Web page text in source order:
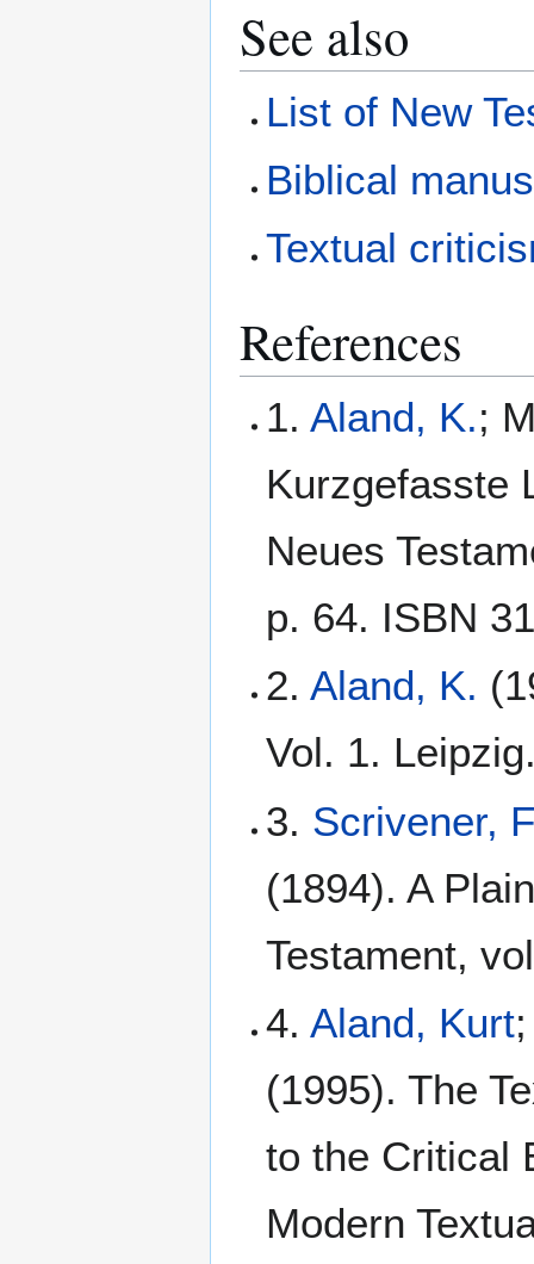
See also
List of New
Biblical
Textual
References
1. Aland, K.;
Kurzgefasste
Neues
p. 64. ISBN
2.Aland, K.
Vol. 1.
3. Scrivener,
(1894). A
Testament,
4.Aland, Kurt
(1995). The
to the Critical
Modern